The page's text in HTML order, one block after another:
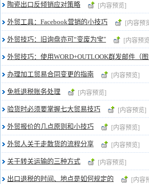
陶瓷出口反倾销应对策略 [内容预览]
外贸工具：Facebook营销的小技巧 [内容预
外贸技巧：旧询盘亦可“变废为宝" [内容预
外贸技巧：使用WORD+OUTLOOK群发邮件（图
办理加工贸易合同变更的指南 [内容预览]
免抵退税账务处理 [内容预览]
验货时必须要掌握七大贸易技巧 [内容预览]
外贸报价的几点原则和小技巧 [内容预览]
外贸人关于走散货的流程分享 [内容预览]
关于转关运输的三种方式 [内容预览]
出口退税的时间、地点是如何规定的 [内容